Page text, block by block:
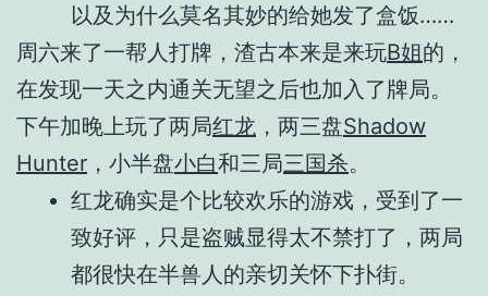
以及为什么莫名其妙的给她发了盒饭……
周六来了一帮人打牌，渣古本来是来玩B姐的，
在发现一天之内通关无望之后也加入了牌局。
下午加晚上玩了两局红龙 ，两三盘Shadow
Hunter ，小半盘小白和三局三国杀。
红龙确实是个比较欢乐的游戏，受到了一
致好评，只是盗贼显得太不禁打了，两局
都很快在半兽人的亲切关怀下扑街。